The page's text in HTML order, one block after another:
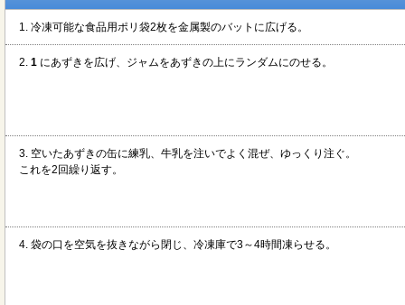
1. 冷凍可能な食品用ポリ袋2枚を金属製のバットに広げる。
2. 1 にあずきを広げ、ジャムをあずきの上にランダムにのせる。
3. 空いたあずきの缶に練乳、牛乳を注いでよく混ぜ、ゆっくり注ぐ。
これを2回繰り返す。
4. 袋の口を空気を抜きながら閉じ、冷凍庫で3～4時間凍らせる。